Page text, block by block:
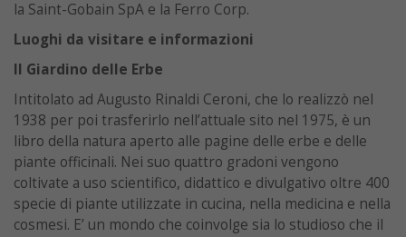
la Saint-Gobain SpA e la Ferro Corp.
Luoghi da visitare e informazioni
Il Giardino delle Erbe
Intitolato ad Augusto Rinaldi Ceroni, che lo realizzò nel
1938 per poi trasferirlo nell’attuale sito nel 1975, è un
libro della natura aperto alle pagine delle erbe e delle
piante officinali. Nei suo quattro gradoni vengono
coltivate a uso scientifico, didattico e divulgativo oltre 400
specie di piante utilizzate in cucina, nella medicina e nella
cosmesi. E’ un mondo che coinvolge sia lo studioso che il